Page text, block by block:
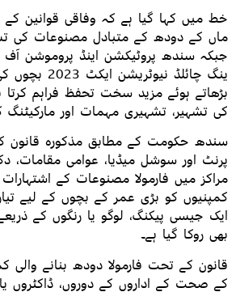
خط میں کہا گیا ہے کہ وفاقی قوانین
ماں کے دودھ کے متبادل مصنوعات کی
جبکہ سندھ پروٹیکشن اینڈ پروموشن
ینگ چائلڈ
بڑھاتے ہوئے مزید سخت تحفظ فراہم کرتا
کی تشہیر، تشہیری مہمات اور مارکیٹنگ
سندھ حکومت کے مطابق مذکورہ قانون
پرنٹ اور سوشل میڈیا، عوامی مقامات،
مراکز میں فارمولا مصنوعات کے
کمپنیوں کو بڑی عمر کے بچوں کے لیے
ایک جیسی پیکنگ، لوگو یا رنگوں کے
بھی روکا گیا ہے۔
قانون کے تحت فارمولا دودھ بنانے والی
کے صحت کے اداروں کے دوروں، ڈاکٹروں